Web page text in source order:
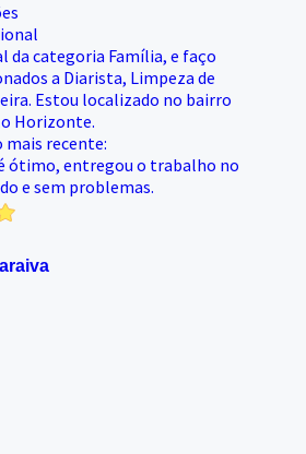
da categoria Família, e faço
a Diarista, Limpeza de
Estou localizado no bairro
Horizonte.
mais recente:
ótimo, entregou o trabalho no
e sem problemas.